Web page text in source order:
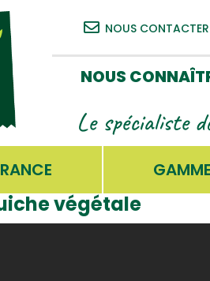
NOUS CONTACTER
NOUS
Le spécialiste
végétale